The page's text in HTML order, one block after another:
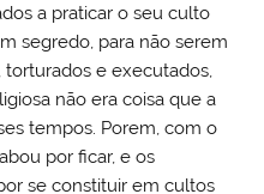
a praticar o seu culto
segredo, para não serem
torturados e executados,
não era coisa que a
tempos. Porem, com o
por ficar, e os
se constituir em cultos